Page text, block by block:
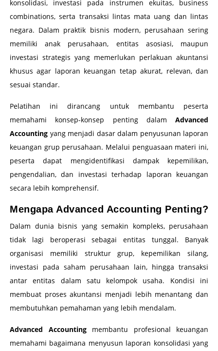
konsolidasi, investasi pada instrumen ekuitas, business
combinations, serta transaksi lintas mata uang dan lintas
negara. Dalam praktik bisnis modern, perusahaan sering
memiliki anak perusahaan, entitas asosiasi, maupun
investasi strategis yang memerlukan perlakuan akuntansi
khusus agar laporan keuangan tetap akurat, relevan, dan
sesuai standar.
Pelatihan ini dirancang untuk membantu peserta
memahami konsep-konsep penting dalam Advanced
Accounting yang menjadi dasar dalam penyusunan laporan
keuangan grup perusahaan. Melalui penguasaan materi ini,
peserta dapat mengidentifikasi dampak kepemilikan,
pengendalian, dan investasi terhadap laporan keuangan
secara lebih komprehensif.
Mengapa Advanced Accounting Penting?
Dalam dunia bisnis yang semakin kompleks, perusahaan
tidak lagi beroperasi sebagai entitas tunggal. Banyak
organisasi memiliki struktur grup, kepemilikan silang,
investasi pada saham perusahaan lain, hingga transaksi
antar entitas dalam satu kelompok usaha. Kondisi ini
membuat proses akuntansi menjadi lebih menantang dan
membutuhkan pemahaman yang lebih mendalam.
Advanced Accountingmembantu profesional keuangan
memahami bagaimana menyusun laporan konsolidasi yang